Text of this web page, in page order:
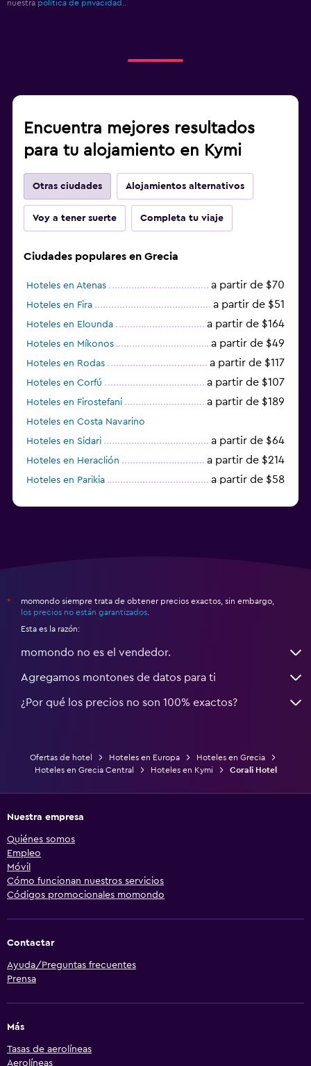
nuestra política de privacidad.
Encuentra mejores resultados
para tu alojamiento en Kymi
Otras ciudades Alojamientos alternativos
Voy a tener suerte Completa tu viaje
Ciudades populares en Grecia
Hoteles en Atenas a partir de $70
Hoteles en Fira a partir de $51
Hoteles en Elounda a partir de $164
Hoteles en Míkonos a partir de $49
Hoteles en Rodas a partir de $117
Hoteles en Corfú a partir de $107
Hoteles en Firostefani a partir de $189
Hoteles en Costa Navarino
Hoteles en Sidari
a partir de $64
Hoteles en Heraclión a partir de $214
Hoteles en Parikia a partir de $58
*
momondo siempre trata de obtener precios exactos, sin embargo,
los precios no están garantizados
Esta es la razón:
momondo no es el vendedor.
Agregamos montones de datos para ti
¿Por qué los precios no son 100% exactos?
Ofertas de hotel Hoteles en Europa
Hoteles en Grecia
Hoteles en Grecia Central
Hoteles en Kymi Corali Hotel
Nuestra empresa
Quiénes somos
Empleo
Móvil
Cómo funcionan nuestros servicios
Códigos promocionales momondo
Contactar
Ayuda/Preguntas frecuentes
Prensa
Más
Tasas de aerolíneas
Aerolíneas